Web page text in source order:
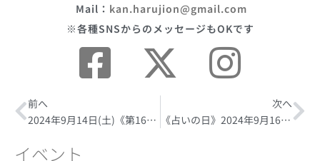
Mail： kan.harujion@gmail.com
※各種SNSからのメッセージもOKです
Prev
前へ
2024年9月14日(土)《第16回 ほろ酔い 燗らくご》【出演 三遊亭志う歌師匠】視聴＆アーカイブ視聴チケット（販売期間 9月21日（土）24：00迄）
次へ
《占いの日》2024年9月16日(月・祝)
イベント